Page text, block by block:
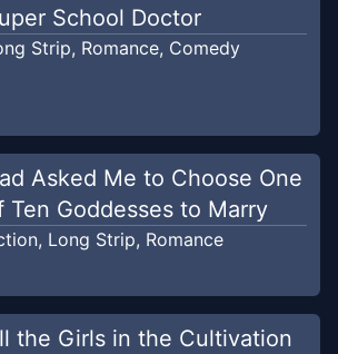
School Doctor
Strip, Romance, Comedy
Asked Me to Choose One
Ten Goddesses to Marry
, Long Strip, Romance
the Girls in the Cultivation